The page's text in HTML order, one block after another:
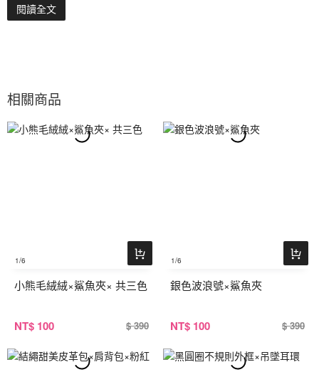
閱讀全文
相關商品
1/6
小熊毛絨絨×鯊魚夾× 共三色
NT$ 100 $ 390
1/6
銀色波浪號×鯊魚夾
NT$ 100 $ 390